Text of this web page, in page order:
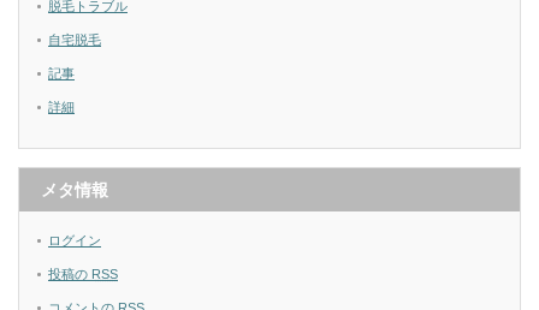
脱毛トラブル
自宅脱毛
記事
詳細
メタ情報
ログイン
投稿の RSS